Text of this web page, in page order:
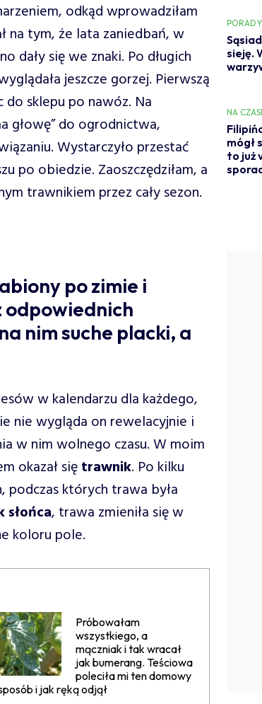
odkąd wprowadziłam
na tym, że lata zaniedbań, w
dały się we znaki. Po długich
jeszcze gorzej. Pierwszą
sklepu po nawóz. Na
głowę” do ogrodnictwa,
Wystarczyło przestać
po obiedzie. Zaoszczędziłam, a
trawnikiem przez cały sezon.
po zimie i
odpowiednich
nim suche placki, a
w kalendarzu dla każdego,
nie wygląda on rewelacyjnie i
w nim wolnego czasu. W moim
okazał siętrawnik. Po kilku
podczas których trawa była
słońca, trawa zmieniła się w
koloru pole.
Próbowałam
wszystkiego, a
mączniak i tak wracał
jak bumerang. Teściowa
poleciła mi ten domowy
i jak ręką odjął
PORADY
sieję.
NA
mógł
to już